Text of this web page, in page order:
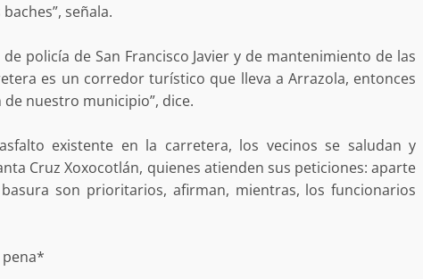
señala.
policía de San Francisco Javier y de mantenimiento de las
es un corredor turístico que lleva a Arrazola, entonces
nuestro municipio”, dice.
existente en la carretera, los vecinos se saludan y
Cruz Xoxocotlán, quienes atienden sus peticiones: aparte
son prioritarios, afirman, mientras, los funcionarios
pena*
de Seguridad
la Sierra Sur
y
desaparecida
Detienen a Ernesto Ruffo en Baja
presuntos delitos de delincuencia
organizada y contrabando
admin 16 julio 2026